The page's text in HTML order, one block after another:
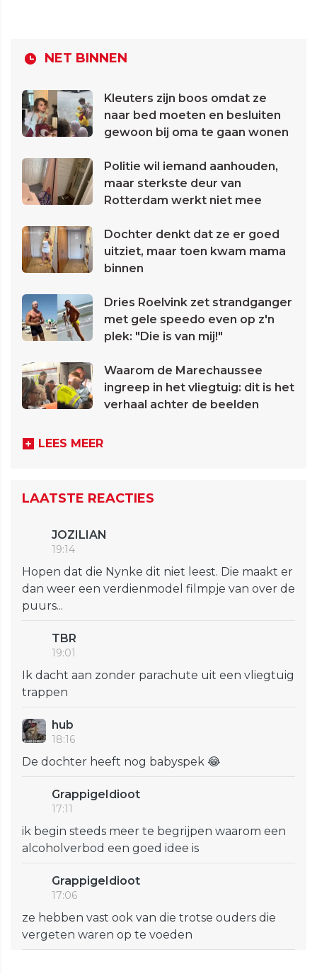
NET BINNEN
Kleuters zijn boos omdat ze
naar bed moeten en besluiten
gewoon bij oma te gaan wonen
Politie wil iemand aanhouden,
maar sterkste deur van
Rotterdam werkt niet mee
Dochter denkt dat ze er goed
uitziet, maar toen kwam mama
binnen
Dries Roelvink zet strandganger
met gele speedo even op z'n
plek: "Die is van mij!"
Waarom de Marechaussee
ingreep in het vliegtuig: dit is het
verhaal achter de beelden
LEES MEER
LAATSTE REACTIES
JOZILIAN
19:14
Hopen dat die Nynke dit niet leest. Die maakt er
dan weer een verdienmodel filmpje van over de
puurs...
TBR
19:01
Ik dacht aan zonder parachute uit een vliegtuig
trappen
hub
18:16
De dochter heeft nog babyspek 😂
GrappigeIdioot
17:11
ik begin steeds meer te begrijpen waarom een
alcoholverbod een goed idee is
GrappigeIdioot
17:06
ze hebben vast ook van die trotse ouders die
vergeten waren op te voeden